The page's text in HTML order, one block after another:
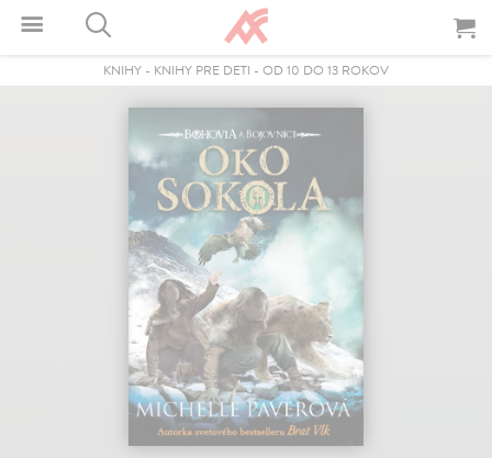
KNIHY - KNIHY PRE DETI - OD 10 DO 13 ROKOV